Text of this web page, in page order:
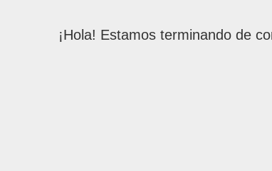
¡Hola! Estamos terminando de